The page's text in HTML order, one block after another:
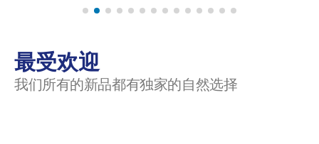
最受欢迎
我们所有的新品都有独家的自然选择